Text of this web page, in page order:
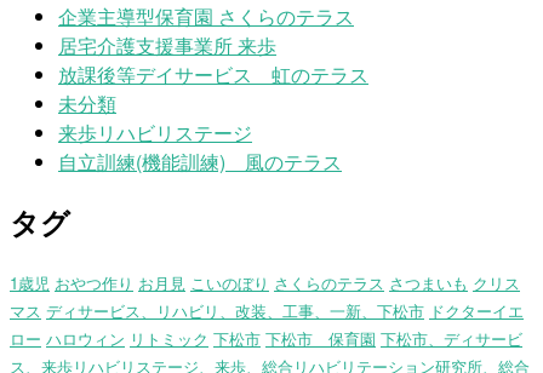
企業主導型保育園 さくらのテラス
居宅介護支援事業所 来歩
放課後等デイサービス 虹のテラス
未分類
来歩リハビリステージ
自立訓練(機能訓練) 風のテラス
タグ
1歳児 おやつ作り お月見 こいのぼり さくらのテラス さつまいも クリス
マス ディサービス、リハビリ、改装、工事、一新、下松市 ドクターイエ
ロー ハロウィン リトミック 下松市 下松市 保育園 下松市、ディサービ
ス、来歩リハビリステージ、来歩、総合リハビリテーション研究所、総合